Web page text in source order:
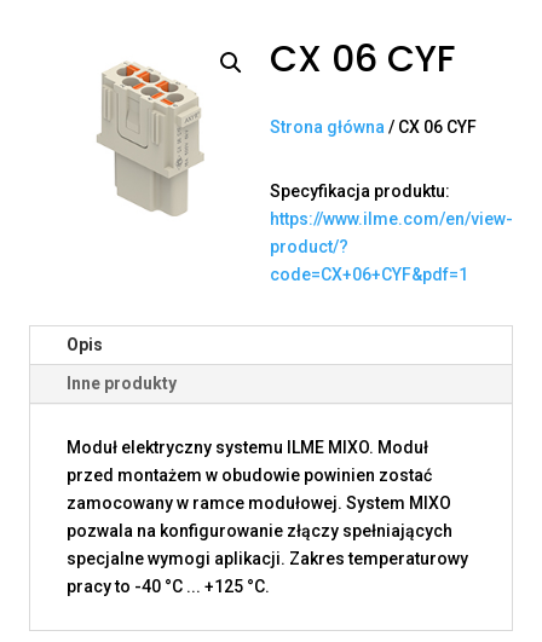
CX 06 CYF
Strona główna / CX 06 CYF
Specyfikacja produktu:
https://www.ilme.com/en/view-
product/?
code=CX+06+CYF&pdf=1
Opis
Inne produkty
Moduł elektryczny systemu ILME MIXO. Moduł
przed montażem w obudowie powinien zostać
zamocowany w ramce modułowej. System MIXO
pozwala na konfigurowanie złączy spełniających
specjalne wymogi aplikacji. Zakres temperaturowy
pracy to -40 °C ... +125 °C.